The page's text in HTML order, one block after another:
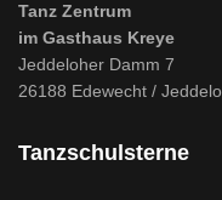
Tanz Zentrum
im Gasthaus Kreye
Jeddeloher Damm 7
26188 Edewecht /
Tanzschulsterne